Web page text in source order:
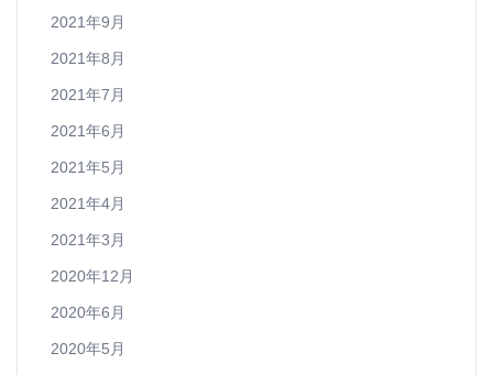
2021年9月
2021年8月
2021年7月
2021年6月
2021年5月
2021年4月
2021年3月
2020年12月
2020年6月
2020年5月